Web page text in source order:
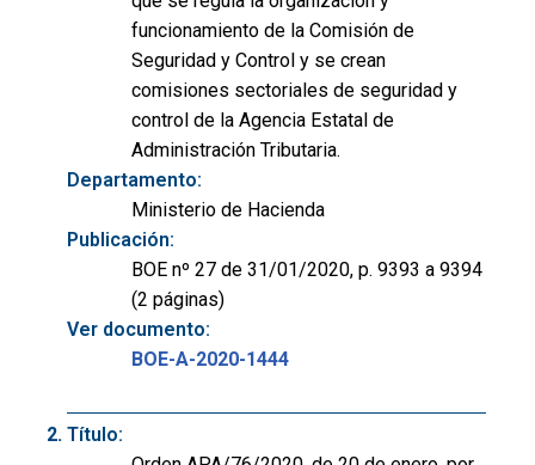
funcionamiento de la Comisión de
Seguridad y Control y se crean
comisiones sectoriales de seguridad y
control de la Agencia Estatal de
Administración Tributaria.
Departamento:
Ministerio de Hacienda
Publicación:
BOE nº 27 de 31/01/2020, p. 9393 a 9394
(2 páginas)
Ver documento:
BOE-A-2020-1444
Título: